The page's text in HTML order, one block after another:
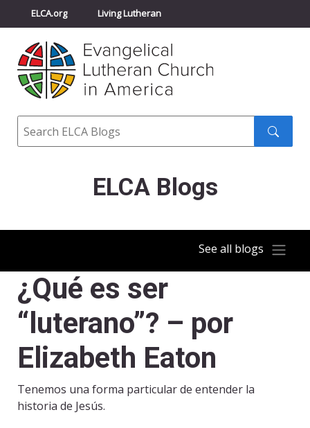
ELCA.org Living Lutheran
Churchwide Assembly
ELCA Directory
Search
ELCA Blogs
See all blogs
¿Qué es ser
“luterano”? – por
Elizabeth Eaton
Tenemos una forma particular de entender la
historia de Jesús.